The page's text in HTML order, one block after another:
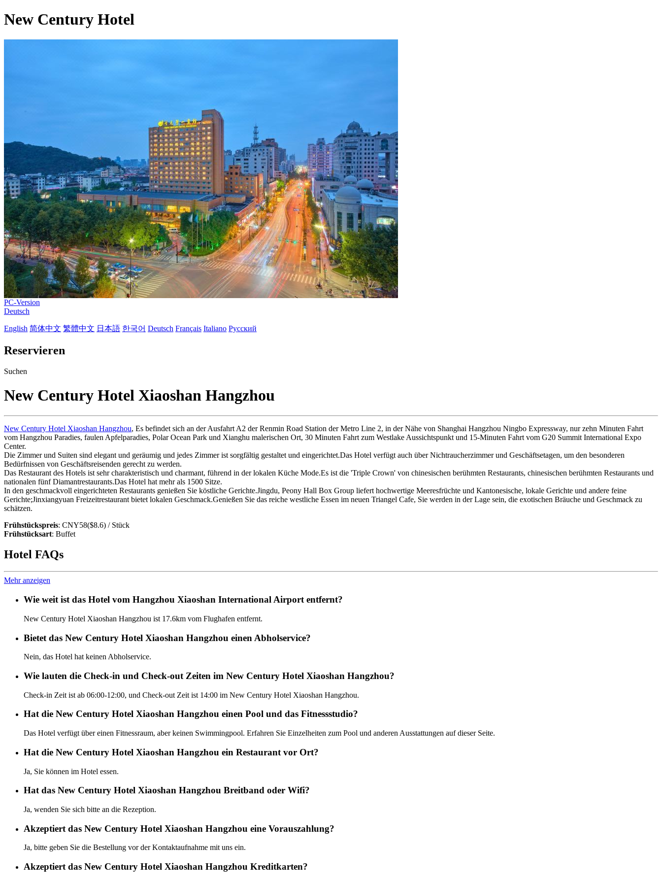
New Century Hotel
PC-Version
Deutsch
English 简体中文 繁體中文 日本語 한국어 Deutsch Français Italiano Русский
Reservieren
Suchen
New Century Hotel Xiaoshan Hangzhou
New Century Hotel Xiaoshan Hangzhou, Es befindet sich an der Ausfahrt A2 der Renmin Road Station der Metro Line 2, in der Nähe von Shanghai Hangzhou Ningbo Expressway, nur zehn Minuten Fahrt
vom Hangzhou Paradies, faulen Apfelparadies, Polar Ocean Park und Xianghu malerischen Ort, 30 Minuten Fahrt zum Westlake Aussichtspunkt und 15-Minuten Fahrt vom G20 Summit International Expo
Center.
Die Zimmer und Suiten sind elegant und geräumig und jedes Zimmer ist sorgfältig gestaltet und eingerichtet.Das Hotel verfügt auch über Nichtraucherzimmer und Geschäftsetagen, um den besonderen
Bedürfnissen von Geschäftsreisenden gerecht zu werden.
Das Restaurant des Hotels ist sehr charakteristisch und charmant, führend in der lokalen Küche Mode.Es ist die 'Triple Crown' von chinesischen berühmten Restaurants, chinesischen berühmten Restaurants und
nationalen fünf Diamantrestaurants.Das Hotel hat mehr als 1500 Sitze.
In den geschmackvoll eingerichteten Restaurants genießen Sie köstliche Gerichte.Jingdu, Peony Hall Box Group liefert hochwertige Meeresfrüchte und Kantonesische, lokale Gerichte und andere feine
Gerichte;Jinxiangyuan Freizeitrestaurant bietet lokalen Geschmack.Genießen Sie das reiche westliche Essen im neuen Triangel Cafe, Sie werden in der Lage sein, die exotischen Bräuche und Geschmack zu
schätzen.
Frühstückspreis: CNY58($8.6) / Stück
Frühstücksart: Buffet
Hotel FAQs
Mehr anzeigen
Wie weit ist das Hotel vom Hangzhou Xiaoshan International Airport entfernt?
New Century Hotel Xiaoshan Hangzhou ist 17.6km vom Flughafen entfernt.
Bietet das New Century Hotel Xiaoshan Hangzhou einen Abholservice?
Nein, das Hotel hat keinen Abholservice.
Wie lauten die Check-in und Check-out Zeiten im New Century Hotel Xiaoshan Hangzhou?
Check-in Zeit ist ab 06:00-12:00, und Check-out Zeit ist 14:00 im New Century Hotel Xiaoshan Hangzhou.
Hat die New Century Hotel Xiaoshan Hangzhou einen Pool und das Fitnessstudio?
Das Hotel verfügt über einen Fitnessraum, aber keinen Swimmingpool. Erfahren Sie Einzelheiten zum Pool und anderen Ausstattungen auf dieser Seite.
Hat die New Century Hotel Xiaoshan Hangzhou ein Restaurant vor Ort?
Ja, Sie können im Hotel essen.
Hat das New Century Hotel Xiaoshan Hangzhou Breitband oder Wifi?
Ja, wenden Sie sich bitte an die Rezeption.
Akzeptiert das New Century Hotel Xiaoshan Hangzhou eine Vorauszahlung?
Ja, bitte geben Sie die Bestellung vor der Kontaktaufnahme mit uns ein.
Akzeptiert das New Century Hotel Xiaoshan Hangzhou Kreditkarten?